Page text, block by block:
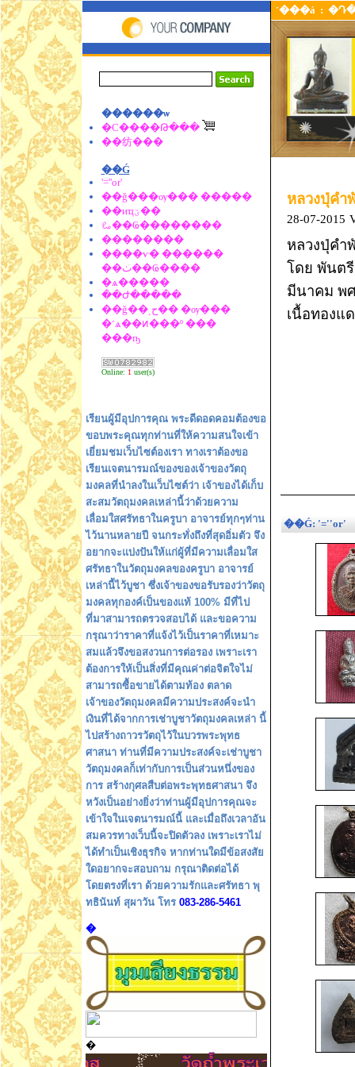
������ѡ
�С����Թ���
��纺���
��Ǵ
'=''or'
��ǧ���ѹ��� �����
��иҵؾ��
ࡨ��Ҩ��������
��������
����ѵ� ������
��ٺ��Ҩ����
�ѧ�����
��Ժ�����
��ǧ��ͺح�� �ѹ���
�˹ѧ��ͷ���º ���
���ҧ
Online: 1 user(s)
เรียนผู้มีอุปการคุณ พระดีดอดคอมต้องขอ
ขอบพระคุณทุกท่านที่ให้ความสนใจเข้า
เยี่ยมชมเว็บไซต์องเรา ทางเราต้องขอ
เรียนเจตนารมณ์ของของเจ้าของวัตถุ
มงคลที่นำลงในเว็บไซต์ว่า เจ้าของได้เก็บ
สะสมวัตถุมงคลเหล่านี้ว่าด้วยความ
เลื่อมใสศรัทธาในครูบา อาจารย์ทุกๆท่าน
ไว้นานหลายปี จนกระทั่งถึงที่สุดอิ่มตัว จึง
อยากจะแบ่งปันให้แก่ผู้ที่มีความเลื่อมใส
ศรัทธาในวัตถุมงคลของครูบา อาจารย์
เหล่านี้ไว้บูชา ซึ่งเจ้าของขอรับรองว่าวัตถุ
มงคลทุกองค์เป็นของแท้ 100% มีที่ไป
ที่มาสามารถตรวจสอบได้ และขอความ
กรุณาว่าราคาที่แจ้งไว้เป็นราคาที่เหมาะ
สมแล้วจึงขอสงวนการต่อรอง เพราะเรา
ต้องการให้เป็นสิ่งที่มีคุณค่าต่อจิตใจไม่
สามารถซื้อขายได้ตามท้อง ตลาด
เจ้าของวัตถุมงคลมีความประสงค์จะนำ
เงินที่ได้จากการเช่าบูชาวัตถุมงคลเหล่า นี้
ไปสร้างถาวรวัตถุไว้ในบวรพระพุทธ
ศาสนา ท่านที่มีความประสงค์จะเช่าบูชา
วัตถุมงคลก็เท่ากับการเป็นส่วนหนึ่งของ
การ สร้างกุศลสืบต่อพระพุทธศาสนา จึง
หวังเป็นอย่างยิ่งว่าท่านผู้มีอุปการคุณจะ
เข้าใจในเจตนารมณ์นี้ และเมื่อถึงเวลาอัน
สมควรทางเว็บนี้จะปิดตัวลง เพราะเราไม่
ได้ทำเป็นเชิงธุรกิจ หากท่านใดมีข้อสงสัย
ใดอยากจะสอบถาม กรุณาติดต่อได้
โดยตรงที่เรา ด้วยความรักและศรัทธา พุ
ทธินันท์ สุผาวัน โทร083-286-5461
�
�
˹���á:
หลวงปุ่คำ
28-07-2015
หลวงปุ่คำ
โดย พันต
มีนาคม พ
เนื้อทองแ
��Ǵ: '=''or'